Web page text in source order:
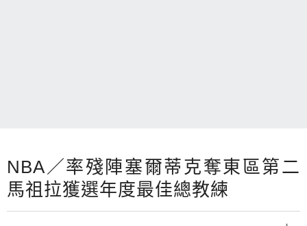
NBA／率殘陣塞爾蒂克奪東區第二
馬祖拉獲選年度最佳總教練